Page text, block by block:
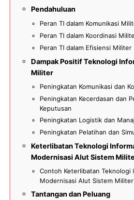
Pendahuluan
Peran TI dalam Komunikasi
Peran TI dalam Koordinasi
Peran TI dalam Efisiensi Militer
Dampak Positif Teknologi
Militer
Peningkatan Komunikasi dan
Peningkatan Kecerdasan dan
Keputusan
Peningkatan Logistik dan
Peningkatan Pelatihan dan
Keterlibatan Teknologi
Modernisasi Alut Sistem
Contoh Keterlibatan Teknologi
Modernisasi Alut Sistem Militer
Tantangan dan Peluang